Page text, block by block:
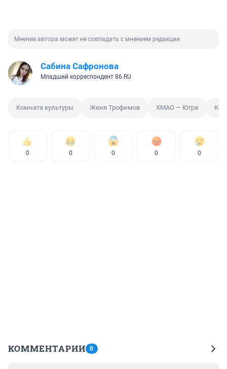
Мнение автора может не совпадать с мнением редакции
Сабина Сафронова
Младший корреспондент 86.RU
Комната культуры Женя Трофимов ХМАО — Югра
0 0 0 0 0
КОММЕНТАРИИ 0